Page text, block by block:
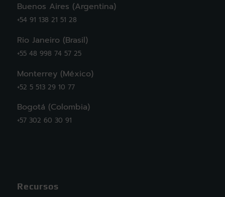
Buenos Aires (Argentina)
+54 91 138 21 51 28
Rio Janeiro (Brasil)
+55 48 998 74 57 25
Monterrey (México)
+52 5 513 29 10 77
Bogotá (Colombia)
+57 302 60 30 91
Recursos